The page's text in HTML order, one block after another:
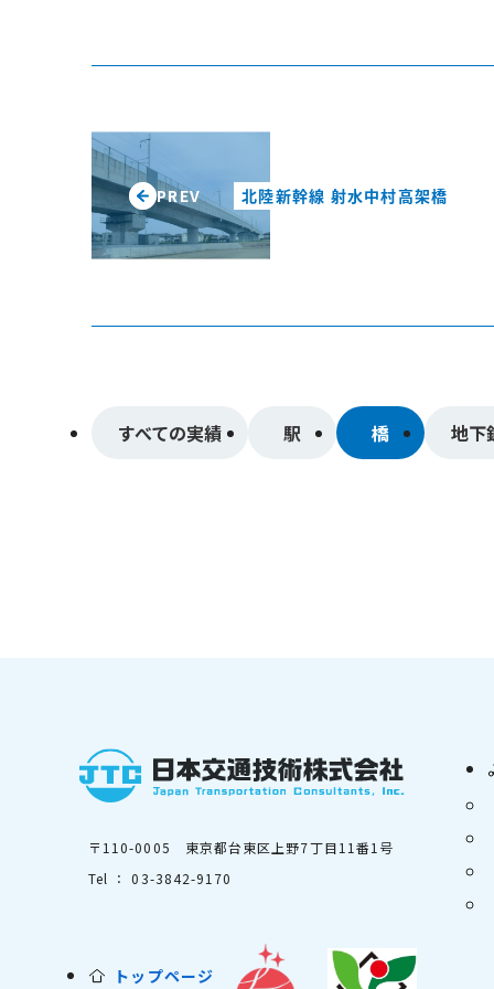
PREV 北陸新幹線 射水中村高架橋
すべての実績 駅 橋 地下
〒110-0005 東京都台東区上野7丁目11番1号
Tel ： 03-3842-9170
トップページ